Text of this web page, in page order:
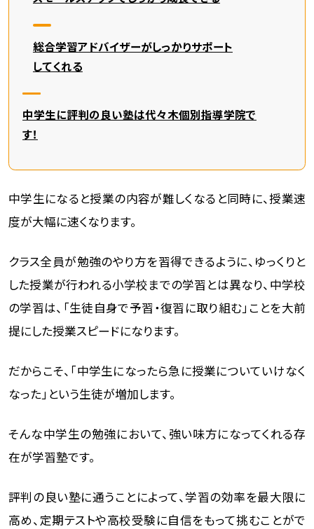
総合学習アドバイザーがしっかりサポート
してくれる
中学生に評判の良い塾は代々木個別指導学院で
す！
中学生になると授業の内容が難しくなると同時に、授業速
度が大幅に速くなります。
クラス全員が勉強のやり方を習得できるように、ゆっくりと
した授業が行われる小学校までの学習とは異なり、中学校
の学習は、「生徒自身で予習・復習に取り組む」ことを大前
提にした授業スピードになります。
だからこそ、「中学生になったら急に授業についていけなく
なった」という生徒が増加します。
そんな中学生の勉強において、強い味方になってくれる存
在が学習塾です。
評判の良い塾に通うことによって、学習の効率を最大限に
高め、定期テストや高校受験に自信をもって挑むことがで